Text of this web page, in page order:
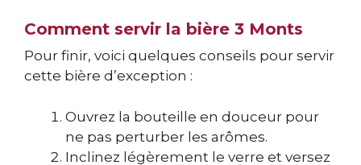
Comment servir la bière 3 Monts
Pour finir, voici quelques conseils pour servir
cette bière d’exception :
Ouvrez la bouteille en douceur pour
ne pas perturber les arômes.
Inclinez légèrement le verre et versez